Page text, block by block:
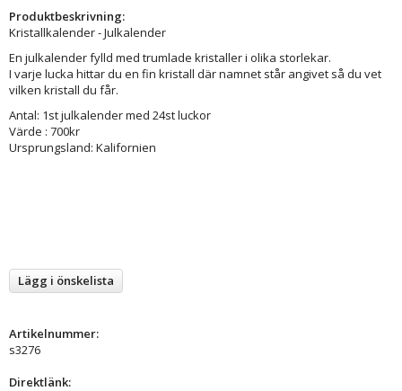
Produktbeskrivning:
Kristallkalender - Julkalender
En julkalender fylld med trumlade kristaller i olika storlekar.
I varje lucka hittar du en fin kristall där namnet står angivet så du vet
vilken kristall du får.
Antal: 1st julkalender med 24st luckor
Värde : 700kr
Ursprungsland: Kalifornien
Lägg i önskelista
Artikelnummer:
s3276
Direktlänk: